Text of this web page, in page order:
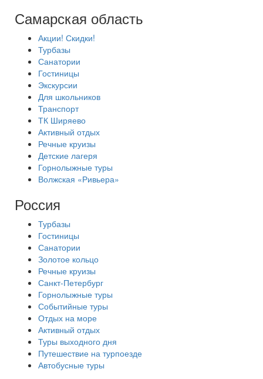
Самарская область
Акции! Скидки!
Турбазы
Санатории
Гостиницы
Экскурсии
Для школьников
Транспорт
ТК Ширяево
Активный отдых
Речные круизы
Детские лагеря
Горнолыжные туры
Волжская «Ривьера»
Россия
Турбазы
Гостиницы
Санатории
Золотое кольцо
Речные круизы
Санкт-Петербург
Горнолыжные туры
Событийные туры
Отдых на море
Активный отдых
Туры выходного дня
Путешествие на турпоезде
Автобусные туры